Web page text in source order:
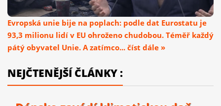
Evropská unie bije na poplach: podle dat Eurostatu je
93,3 milionu lidí v EU ohroženo chudobou. Téměř každý
pátý obyvatel Unie. A zatímco... číst dále »
NEJČTENĚJŠÍ ČLÁNKY :